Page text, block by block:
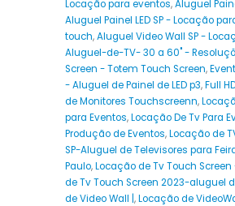
Locação para eventos,Aluguel
Aluguel Painel LED SP - Locação
touch,Aluguel Video Wall SP -
Aluguel-de-TV- 30 a 60" -
Screen - Totem Touch Screen,
- Aluguel de Painel de LED p3,Full
de Monitores Touchscreenn,
para Eventos,Locação De Tv Para
Produção de Eventos,Locação de
SP-Aluguel de Televisores para
Paulo,Locação de Tv Touch
de Tv Touch Screen 2023-aluguel
de Video Wall |,Locação de